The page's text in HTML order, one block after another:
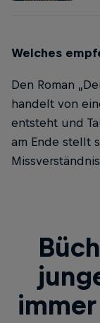
Welches
Den Roman
handelt von
entsteht und
am Ende stellt